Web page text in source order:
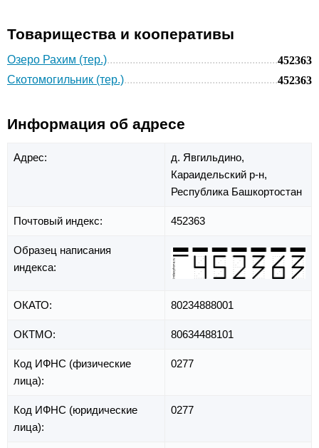
Товарищества и кооперативы
Озеро Рахим (тер.)
452363
Скотомогильник (тер.)
452363
Информация об адресе
Адрес:
д. Явгильдино,
Караидельский р-н,
Республика Башкортостан
Почтовый индекс: 452363
Образец написания
индекса:
ОКАТО: 80234888001
ОКТМО: 80634488101
Код ИФНС (физические
лица):
0277
Код ИФНС (юридические
лица):
0277